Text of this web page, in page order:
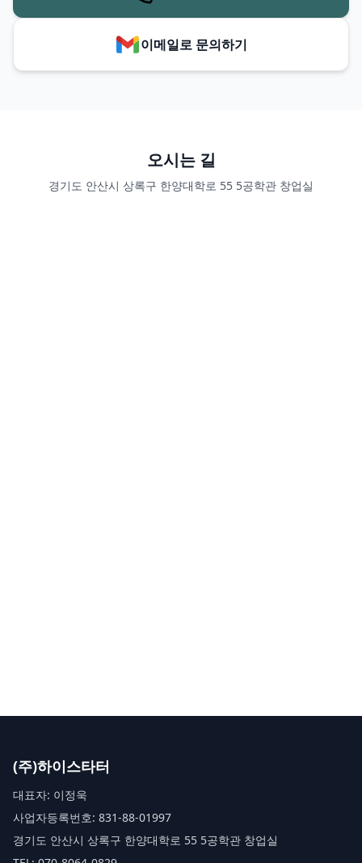
이메일로 문의하기
오시는 길
경기도 안산시 상록구 한양대학로 55 5공학관 창업실
(주)하이스타터
대표자: 이정욱
사업자등록번호: 831-88-01997
경기도 안산시 상록구 한양대학로 55 5공학관 창업실